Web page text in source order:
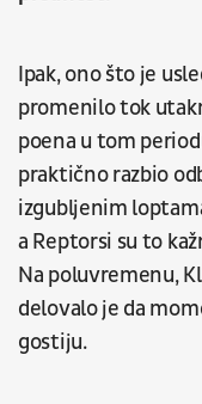
Ipak, ono što je
promenilo tok
poena u tom
praktično razbio
izgubljenim
a Reptorsi su to
Na poluvremenu,
delovalo je da
gostiju.